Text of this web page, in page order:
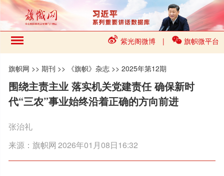
紫光阁微博 | 旗帜微平台
旗帜网 >>期刊 >> 《旗帜》杂志 >>2025年第12期
围绕主责主业 落实机关党建责任 确保新时
代“三农”事业始终沿着正确的方向前进
张治礼
来源：旗帜网2026年01月08日16:32